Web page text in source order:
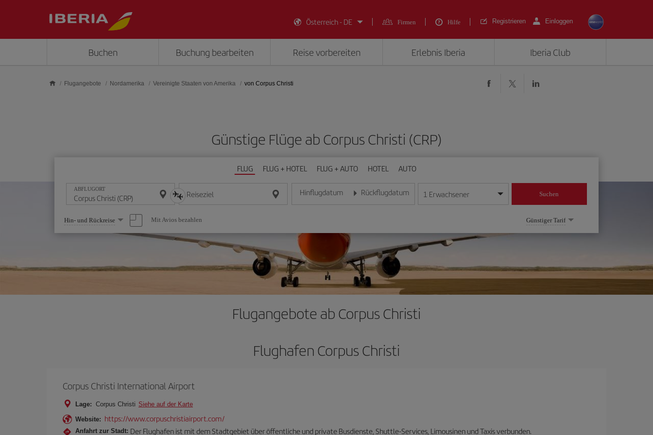
Österreich - DE
Firmen Hilfe Registrieren Einloggen
Buchen Buchung bearbeiten Reise vorbereiten Erlebnis Iberia Iberia Club
Flugangebote Nordamerika Vereinigte Staaten von Amerika von Corpus Christi
Günstige Flüge ab Corpus Christi (CRP)
FLUG FLUG + HOTEL FLUG + AUTO HOTEL AUTO
ABFLUGORT Reiseziel Hinflugdatum
Geben Sie das Datum im Format Tag/Monat/Jahr ein
Rückflugdatum
Geben Sie das Datum im Format Tag/Monat/Jahr ein
1 Erwachsener Suchen
Wählen
Sie
eine
Hin- und Rückreise Mit Avios bezahlen Günstiger Tarif
Flugangebote ab Corpus Christi
Flughafen Corpus Christi
Corpus Christi International Airport
Lage: Corpus Christi Siehe auf der Karte
Website: https://www.corpuschristiairport.com/
Anfahrt zur Stadt: Der Flughafen ist mit dem Stadtgebiet über öffentliche und private Busdienste, Shuttle-Services, Limousinen und Taxis verbunden.